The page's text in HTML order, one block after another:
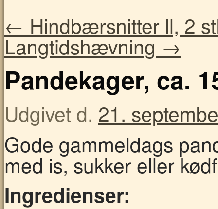
← Hindbærsnitter ll, 2
Langtidshævning→
Pandekager, ca.
Udgivet d. 21.
Gode gammeldags
med is, sukker eller
Ingredienser: